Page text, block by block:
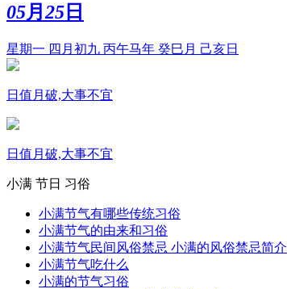
05月 25 日
星期一 四月初九 丙午马年 癸巳月 己亥日
日值月破,大事不宜
日值月破,大事不宜
小满 节日 习俗
小满节气有哪些传统习俗
小满节气的由来和习俗
小满节气民间风俗禁忌 小满的风俗禁忌简介
小满节气吃什么
小满的节气习俗